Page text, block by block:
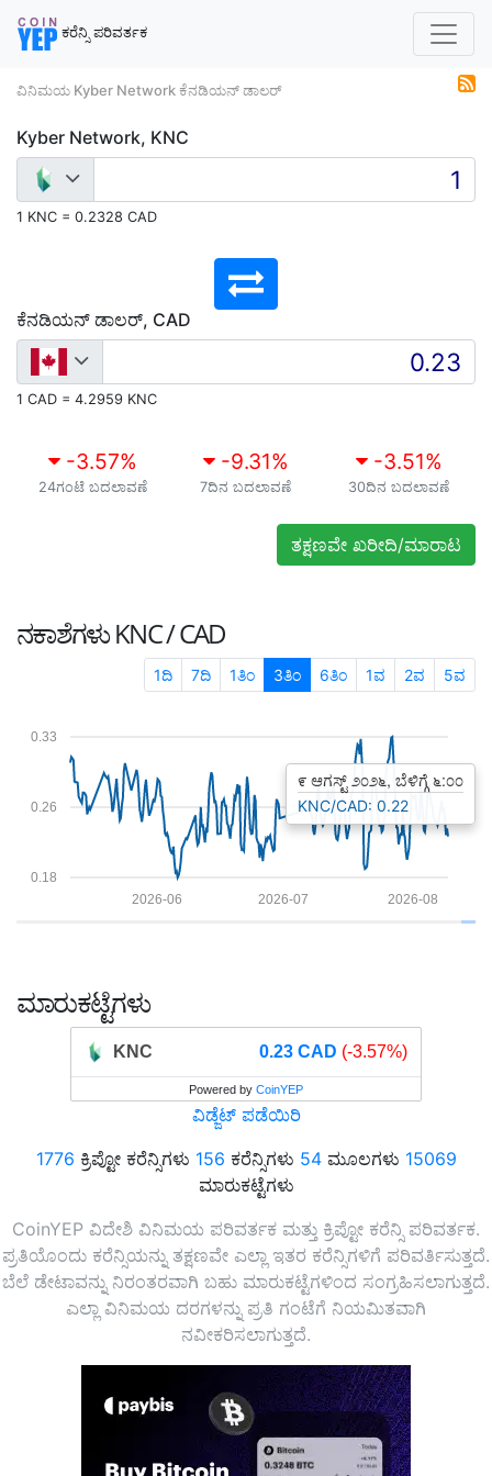
ಕರೆನ್ಸಿ ಪರಿವರ್ತಕ
ವಿನಿಮಯ Kyber Network ಕೆನಡಿಯನ್ ಡಾಲರ್
Kyber Network, KNC
1 KNC = 0.2328 CAD
ಕೆನಡಿಯನ್ ಡಾಲರ್, CAD
1 CAD = 4.2959 KNC
-3.57%
24ಗಂಟೆ ಬದಲಾವಣೆ
-9.31%
7ದಿನ ಬದಲಾವಣೆ
-3.51%
30ದಿನ ಬದಲಾವಣೆ
ತಕ್ಷಣವೇ ಖರೀದಿ/ಮಾರಾಟ
ನಕಾಶೆಗಳುKNC / CAD
1ದಿ 7ದಿ 1ತಿಂ 3ತಿಂ 6ತಿಂ 1ವ 2ವ 5ವ
0.18
0.26
0.33
2026-08
2026-07
2026-06
೯ ಆಗಸ್ಟ್ ೨೦೨೬, ಬೆಳಿಗ್ಗೆ ೬:೦೦
KNC/CAD: 0.22
ಮಾರುಕಟ್ಟೆಗಳು
KNC 0.23 CAD (-3.57%)
Powered by CoinYEP
ವಿಡ್ಜೆಟ್ ಪಡೆಯಿರಿ
1776 ಕ್ರಿಪ್ಟೋ ಕರೆನ್ಸಿಗಳು 156 ಕರೆನ್ಸಿಗಳು 54ಮೂಲಗಳು 15069
ಮಾರುಕಟ್ಟೆಗಳು
CoinYEP ವಿದೇಶಿ ವಿನಿಮಯ ಪರಿವರ್ತಕ ಮತ್ತು ಕ್ರಿಪ್ಟೋ ಕರೆನ್ಸಿ ಪರಿವರ್ತಕ.
ಪ್ರತಿಯೊಂದು ಕರೆನ್ಸಿಯನ್ನು ತಕ್ಷಣವೇ ಎಲ್ಲಾ ಇತರ ಕರೆನ್ಸಿಗಳಿಗೆ ಪರಿವರ್ತಿಸುತ್ತದೆ.
ಬೆಲೆ ಡೇಟಾವನ್ನು ನಿರಂತರವಾಗಿ ಬಹು ಮಾರುಕಟ್ಟೆಗಳಿಂದ ಸಂಗ್ರಹಿಸಲಾಗುತ್ತದೆ.
ಎಲ್ಲಾ ವಿನಿಮಯ ದರಗಳನ್ನು ಪ್ರತಿ ಗಂಟೆಗೆ ನಿಯಮಿತವಾಗಿ
ನವೀಕರಿಸಲಾಗುತ್ತದೆ.